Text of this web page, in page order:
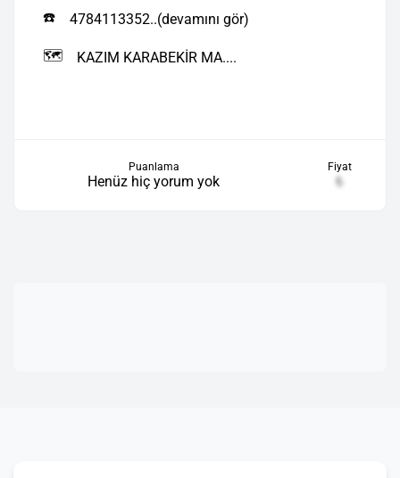
☎️ 4784113352..(devamını gör)
🗺️ KAZIM KARABEKİR MA....
Puanlama
Henüz hiç yorum yok
Fiyat
₺